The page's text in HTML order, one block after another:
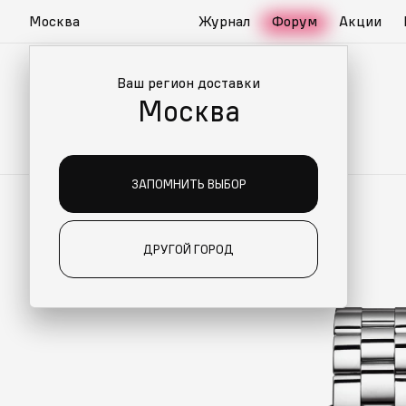
Москва
Ваш регион доставки
Москва
ЗАПОМНИТЬ ВЫБОР
ДРУГОЙ ГОРОД
Журнал Форум Акции
ДЛЯ ВАС